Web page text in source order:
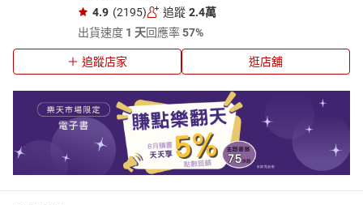
4.9 (2195) 追蹤 2.4萬
出貨速度 1 天回應率57%
追蹤店家 逛店舖